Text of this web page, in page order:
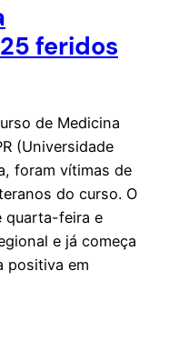
feridos
de Medicina
(Universidade
foram vítimas de
do curso. O
quarta-feira e
e já começa
positiva em